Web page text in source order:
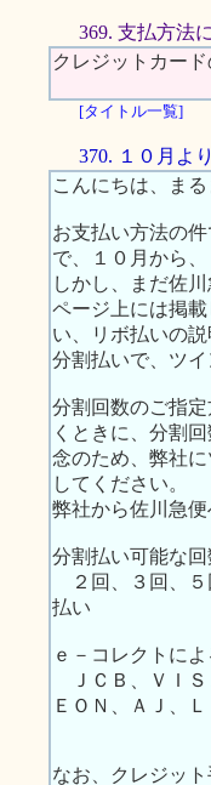
369. 支払方法
クレジットカー
[タイトル一覧]
370. １０月よ
こんにちは、ま
お支払い方法の
で、１０月から
しかし、まだ佐
ページ上には掲
い、リボ払いの
分割払いで、ツ
分割回数のご指
くときに、分割
念のため、弊社
してください。
弊社から佐川急便
分割払い可能な回
２回、３回、５
払い
ｅ－コレクトに
ＪＣＢ、ＶＩＳ
ＥＯＮ、ＡＪ、
なお、クレジッ